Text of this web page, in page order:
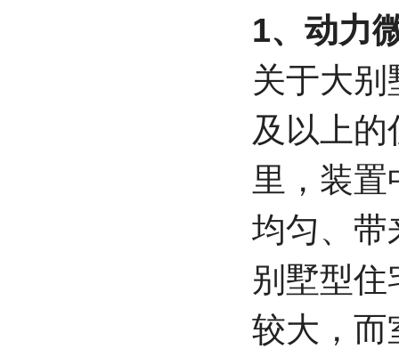
1、动力
关于大
及以上
里，装
均匀、带
别墅型住
较大，而